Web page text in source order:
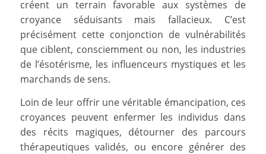
créent un terrain favorable aux systèmes de
croyance séduisants mais fallacieux. C’est
précisément cette conjonction de vulnérabilités
que ciblent, consciemment ou non, les industries
de l’ésotérisme, les influenceurs mystiques et les
marchands de sens.
Loin de leur offrir une véritable émancipation, ces
croyances peuvent enfermer les individus dans
des récits magiques, détourner des parcours
thérapeutiques validés, ou encore générer des